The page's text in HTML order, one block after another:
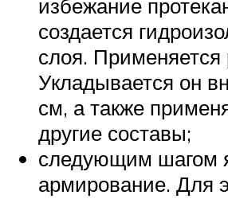
избежание
создается
слоя. Применяется
Укладывается он
см, а также
другие составы;
следующим шагом
армирование. Для